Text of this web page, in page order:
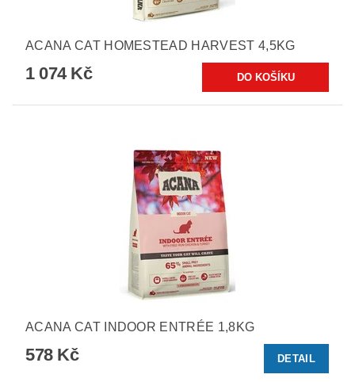
ACANA CAT HOMESTEAD HARVEST 4,5KG
1 074 Kč
ACANA CAT INDOOR ENTRÉE 1,8KG
578 Kč DETAIL